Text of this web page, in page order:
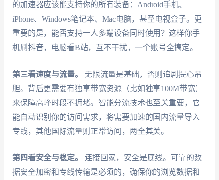
的加速器应该能支持你的所有装备：Android手机、
iPhone、Windows笔记本、Mac电脑，甚至电视盒子。更
重要的是，能否支持一人多端设备同时使用？这样你手
机刷抖音，电脑看B站，互不干扰，一个账号全搞定。
第三看速度与流量。
无限流量是基础，否则追剧提心吊
胆。背后更需要有独享带宽资源（比如独享100M带宽）
来保障高峰时段不拥堵。智能分流技术也至关重要，它
能自动识别你的访问需求，将需要加速的国内流量导入
专线，其他国际流量则正常访问，两全其美。
第四看安全与稳定。
连接回家，安全是底线。可靠的数
据安全加密和专线传输是必须的，确保你的浏览数据和